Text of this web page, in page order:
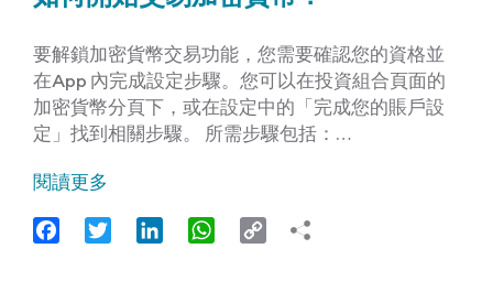
要解鎖加密貨幣交易功能，您需要確認您的資格並
在App 內完成設定步驟。您可以在投資組合頁面的
加密貨幣分頁下，或在設定中的「完成您的賬戶設
定」找到相關步驟。 所需步驟包括：…
閱讀更多
FacebookTwitter LinkedIn WhatsApp
Copy